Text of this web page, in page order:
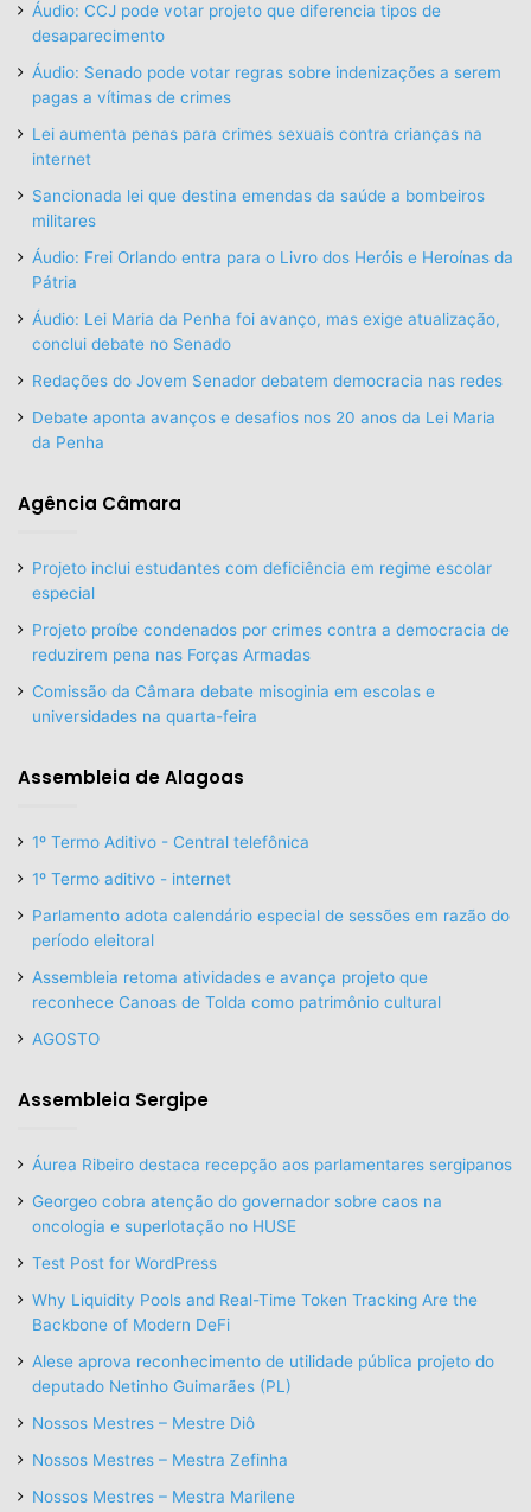
Áudio: CCJ pode votar projeto que diferencia tipos de
desaparecimento
Áudio: Senado pode votar regras sobre indenizações a serem
pagas a vítimas de crimes
Lei aumenta penas para crimes sexuais contra crianças na
internet
Sancionada lei que destina emendas da saúde a bombeiros
militares
Áudio: Frei Orlando entra para o Livro dos Heróis e Heroínas da
Pátria
Áudio: Lei Maria da Penha foi avanço, mas exige atualização,
conclui debate no Senado
Redações do Jovem Senador debatem democracia nas redes
Debate aponta avanços e desafios nos 20 anos da Lei Maria
da Penha
Agência Câmara
Projeto inclui estudantes com deficiência em regime escolar
especial
Projeto proíbe condenados por crimes contra a democracia de
reduzirem pena nas Forças Armadas
Comissão da Câmara debate misoginia em escolas e
universidades na quarta-feira
Assembleia de Alagoas
1º Termo Aditivo - Central telefônica
1º Termo aditivo - internet
Parlamento adota calendário especial de sessões em razão do
período eleitoral
Assembleia retoma atividades e avança projeto que
reconhece Canoas de Tolda como patrimônio cultural
AGOSTO
Assembleia Sergipe
Áurea Ribeiro destaca recepção aos parlamentares sergipanos
Georgeo cobra atenção do governador sobre caos na
oncologia e superlotação no HUSE
Test Post for WordPress
Why Liquidity Pools and Real-Time Token Tracking Are the
Backbone of Modern DeFi
Alese aprova reconhecimento de utilidade pública projeto do
deputado Netinho Guimarães (PL)
Nossos Mestres – Mestre Diô
Nossos Mestres – Mestra Zefinha
Nossos Mestres – Mestra Marilene